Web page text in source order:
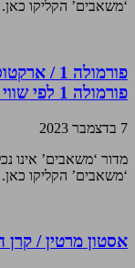
‘משאבים’ הקליקו כאן.
פורמולה
פורמולה 1 לפי שווי 1 מיליארד דולר
7 בדצמבר 2023
מדור ‘משאבים’ אינו
‘משאבים’ הקליקו כאן.
אסטון מרטין /